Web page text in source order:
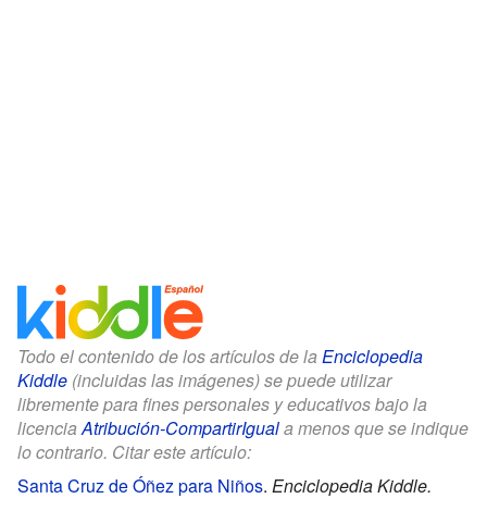
Todo el contenido de los artículos de la Enciclopedia
Kiddle (incluidas las imágenes) se puede utilizar
libremente para fines personales y educativos bajo la
licencia Atribución-CompartirIguala menos que se indique
lo contrario. Citar este artículo:
Santa Cruz de Óñez para Niños. Enciclopedia Kiddle.